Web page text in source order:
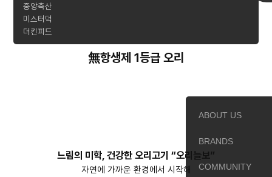
중앙축산
미스터덕
더킨피드
ABOUT US
BRANDS
COMMUNITY
無항생제 1등급 오리
느림의 미학, 건강한 오리고기 “오리늘보”
자연에 가까운 환경에서 시작해